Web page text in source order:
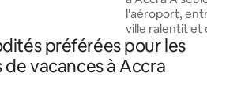
l'aéroport, entrez
ville ralentit et où
dessus. Notre
deux chambres à
Airport
préférées pour les
de vacances à Accra